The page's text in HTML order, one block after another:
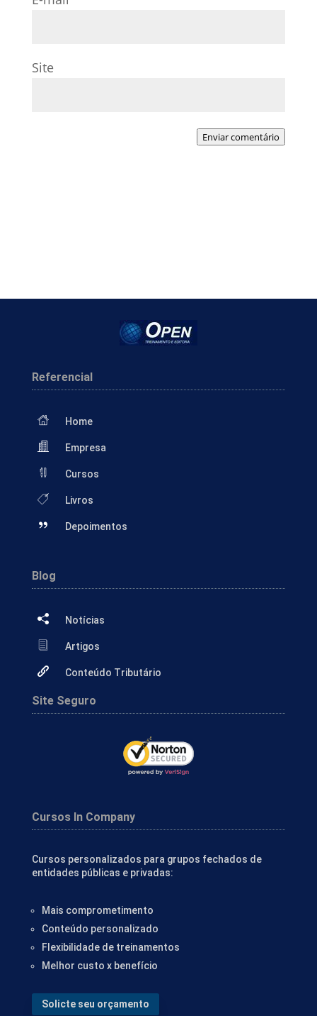
Site
Enviar comentário
Referencial
Home
Empresa
Cursos
Livros
Depoimentos
Blog
Notícias
Artigos
Conteúdo Tributário
Site Seguro
Cursos In Company
Cursos personalizados para grupos fechados de
entidades públicas e privadas:
Mais comprometimento
Conteúdo personalizado
Flexibilidade de treinamentos
Melhor custo x benefício
Solicte seu orçamento